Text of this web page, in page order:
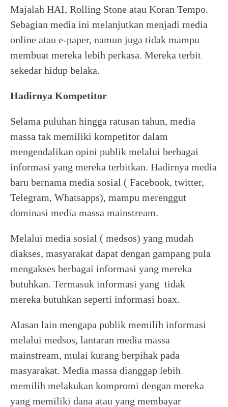
Majalah HAI, Rolling Stone atau Koran Tempo.
Sebagian media ini melanjutkan menjadi media
online atau e-paper, namun juga tidak mampu
membuat mereka lebih perkasa. Mereka terbit
sekedar hidup belaka.
Hadirnya Kompetitor
Selama puluhan hingga ratusan tahun, media
massa tak memiliki kompetitor dalam
mengendalikan opini publik melalui berbagai
informasi yang mereka terbitkan. Hadirnya media
baru bernama media sosial ( Facebook, twitter,
Telegram, Whatsapps), mampu merenggut
dominasi media massa mainstream.
Melalui media sosial ( medsos) yang mudah
diakses, masyarakat dapat dengan gampang pula
mengakses berbagai informasi yang mereka
butuhkan. Termasuk informasi yang tidak
mereka butuhkan seperti informasi hoax.
Alasan lain mengapa publik memilih informasi
melalui medsos, lantaran media massa
mainstream, mulai kurang berpihak pada
masyarakat. Media massa dianggap lebih
memilih melakukan kompromi dengan mereka
yang memiliki dana atau yang membayar